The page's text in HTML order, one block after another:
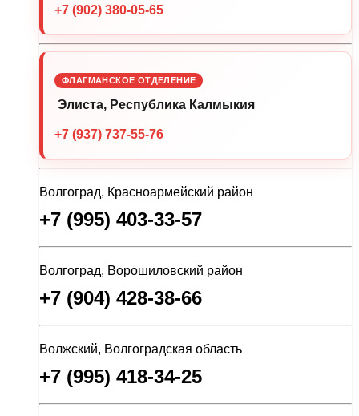
+7 (902) 380-05-65
ФЛАГМАНСКОЕ ОТДЕЛЕНИЕ
Элиста, Республика Калмыкия
+7 (937) 737-55-76
Волгоград, Красноармейский район
+7 (995) 403-33-57
Волгоград, Ворошиловский район
+7 (904) 428-38-66
Волжский, Волгоградская область
+7 (995) 418-34-25